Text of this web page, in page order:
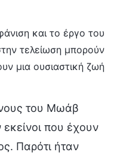
και το έργο του
τελείωση μπορούν
μια ουσιαστική ζωή
του Μωάβ
που έχουν
Παρότι ήταν